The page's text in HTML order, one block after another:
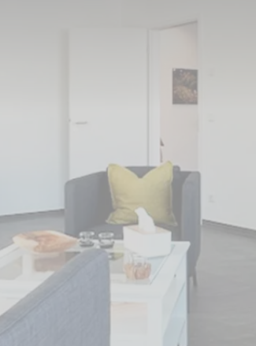
nimmt Betrieb auf